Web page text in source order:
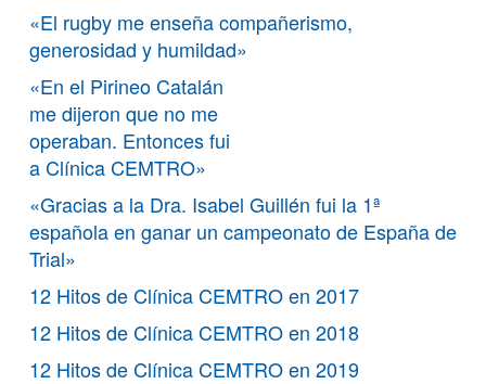
«El rugby me enseña compañerismo,
generosidad y humildad»
«En el Pirineo Catalán
me dijeron que no me
operaban. Entonces fui
a Clínica CEMTRO»
«Gracias a la Dra. Isabel Guillén fui la 1ª
española en ganar un campeonato de España de
Trial»
12 Hitos de Clínica CEMTRO en 2017
12 Hitos de Clínica CEMTRO en 2018
12 Hitos de Clínica CEMTRO en 2019